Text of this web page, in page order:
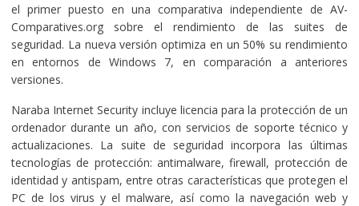
el primer puesto en una comparativa independiente de AV-
Comparatives.org sobre el rendimiento de las suites de
seguridad. La nueva versión optimiza en un 50% su rendimiento
en entornos de Windows 7, en comparación a anteriores
versiones.
Naraba Internet Security incluye licencia para la protección de un
ordenador durante un año, con servicios de soporte técnico y
actualizaciones. La suite de seguridad incorpora las últimas
tecnologías de protección: antimalware, firewall, protección de
identidad y antispam, entre otras características que protegen el
PC de los virus y el malware, así como la navegación web y